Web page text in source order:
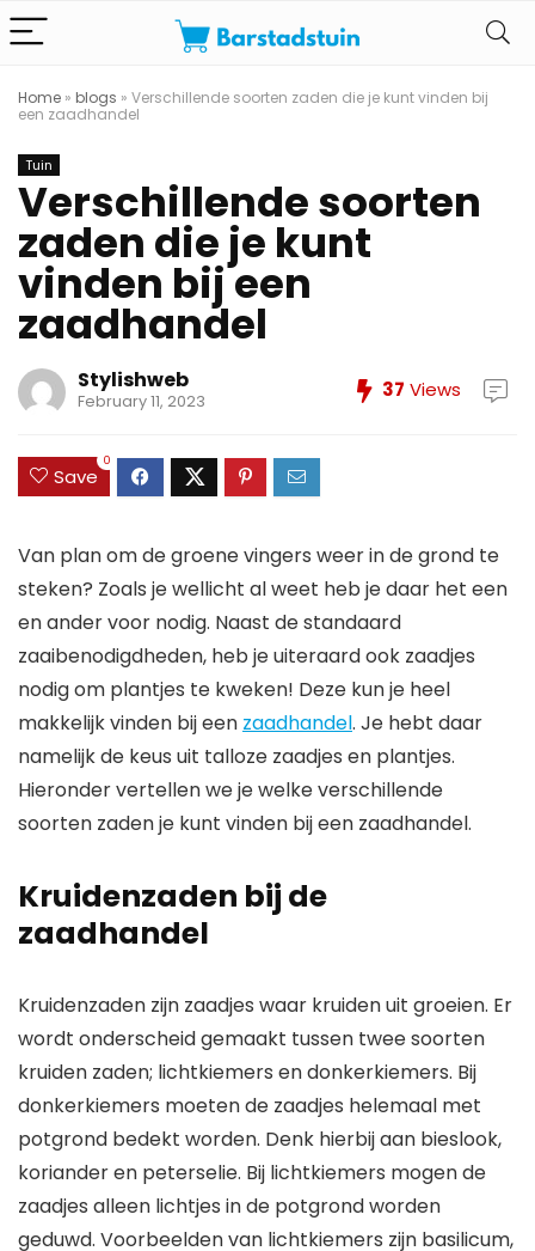
Home » blogs » Verschillende soorten zaden die je kunt vinden bij
een zaadhandel
Tuin
Verschillende soorten
zaden die je kunt
vinden bij een
zaadhandel
Stylishweb
February 11, 2023 37 Views
Save
0
Van plan om de groene vingers weer in de grond te
steken? Zoals je wellicht al weet heb je daar het een
en ander voor nodig. Naast de standaard
zaaibenodigdheden, heb je uiteraard ook zaadjes
nodig om plantjes te kweken! Deze kun je heel
makkelijk vinden bij een zaadhandel. Je hebt daar
namelijk de keus uit talloze zaadjes en plantjes.
Hieronder vertellen we je welke verschillende
soorten zaden je kunt vinden bij een zaadhandel.
Kruidenzaden bij de
zaadhandel
Kruidenzaden zijn zaadjes waar kruiden uit groeien. Er
wordt onderscheid gemaakt tussen twee soorten
kruiden zaden; lichtkiemers en donkerkiemers. Bij
donkerkiemers moeten de zaadjes helemaal met
potgrond bedekt worden. Denk hierbij aan bieslook,
koriander en peterselie. Bij lichtkiemers mogen de
zaadjes alleen lichtjes in de potgrond worden
geduwd. Voorbeelden van lichtkiemers zijn basilicum,